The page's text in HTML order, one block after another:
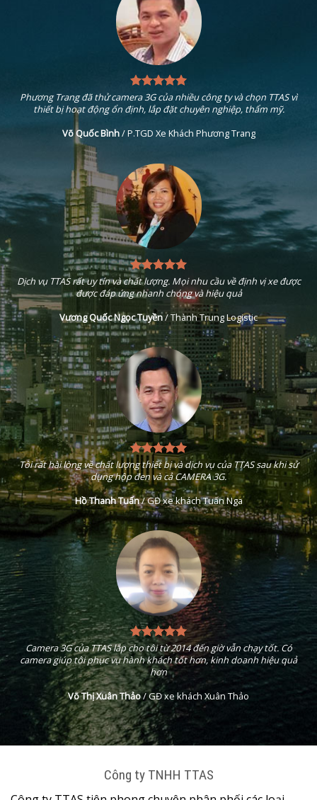
Phương Trang đã thử camera 3G của nhiều công ty và chọn TTAS vì
thiết bị hoạt động ổn định, lắp đặt chuyên nghiệp, thẩm mỹ.
Võ Quốc Bình
Dịch vụ TTAS rất uy tín và chất lượng. Mọi nhu cầu về định vị xe được
được đáp ứng nhanh chóng và hiệu quả
Vương Quốc Ngọc Tuyền
/Thành Trung Logistic
Tôi rất hài lòng về chất lượng thiết bị và dịch vụ của TTAS sau khi sử
dụng hộp đen và cả CAMERA 3G.
Hồ Thanh Tuấn/GĐ xe khách Tuấn Nga
Camera 3G của TTAS lắp cho tôi từ 2014 đến giờ vẫn chạy tốt. Có
camera giúp tôi phục vụ hành khách tốt hơn, kinh doanh hiệu quả
hơn
Võ Thị Xuân Thảo/GĐ xe khách Xuân Thảo
Công ty TNHH TTAS